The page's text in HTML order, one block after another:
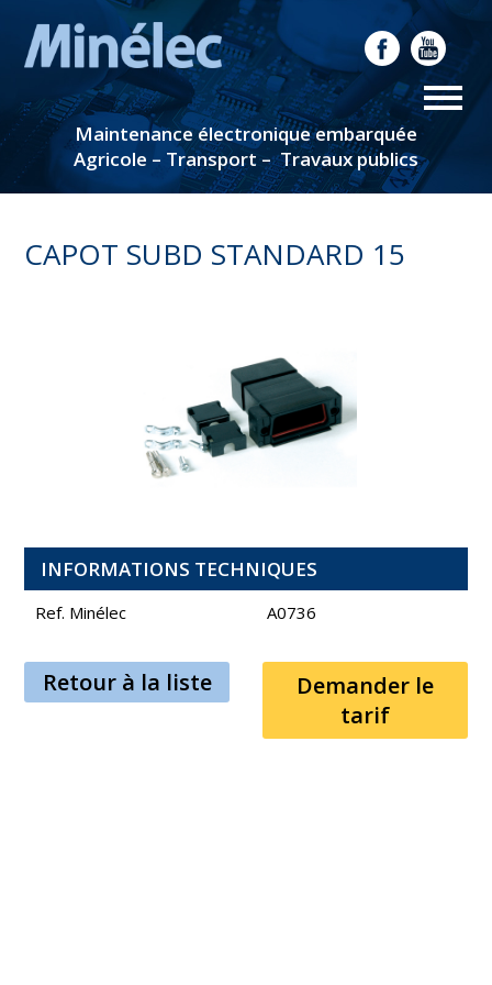
Maintenance électronique embarquée
Agricole – Transport – Travaux publics
CAPOT SUBD STANDARD 15
INFORMATIONS TECHNIQUES
Ref. Minélec A0736
Retour à la liste
Demander le
tarif